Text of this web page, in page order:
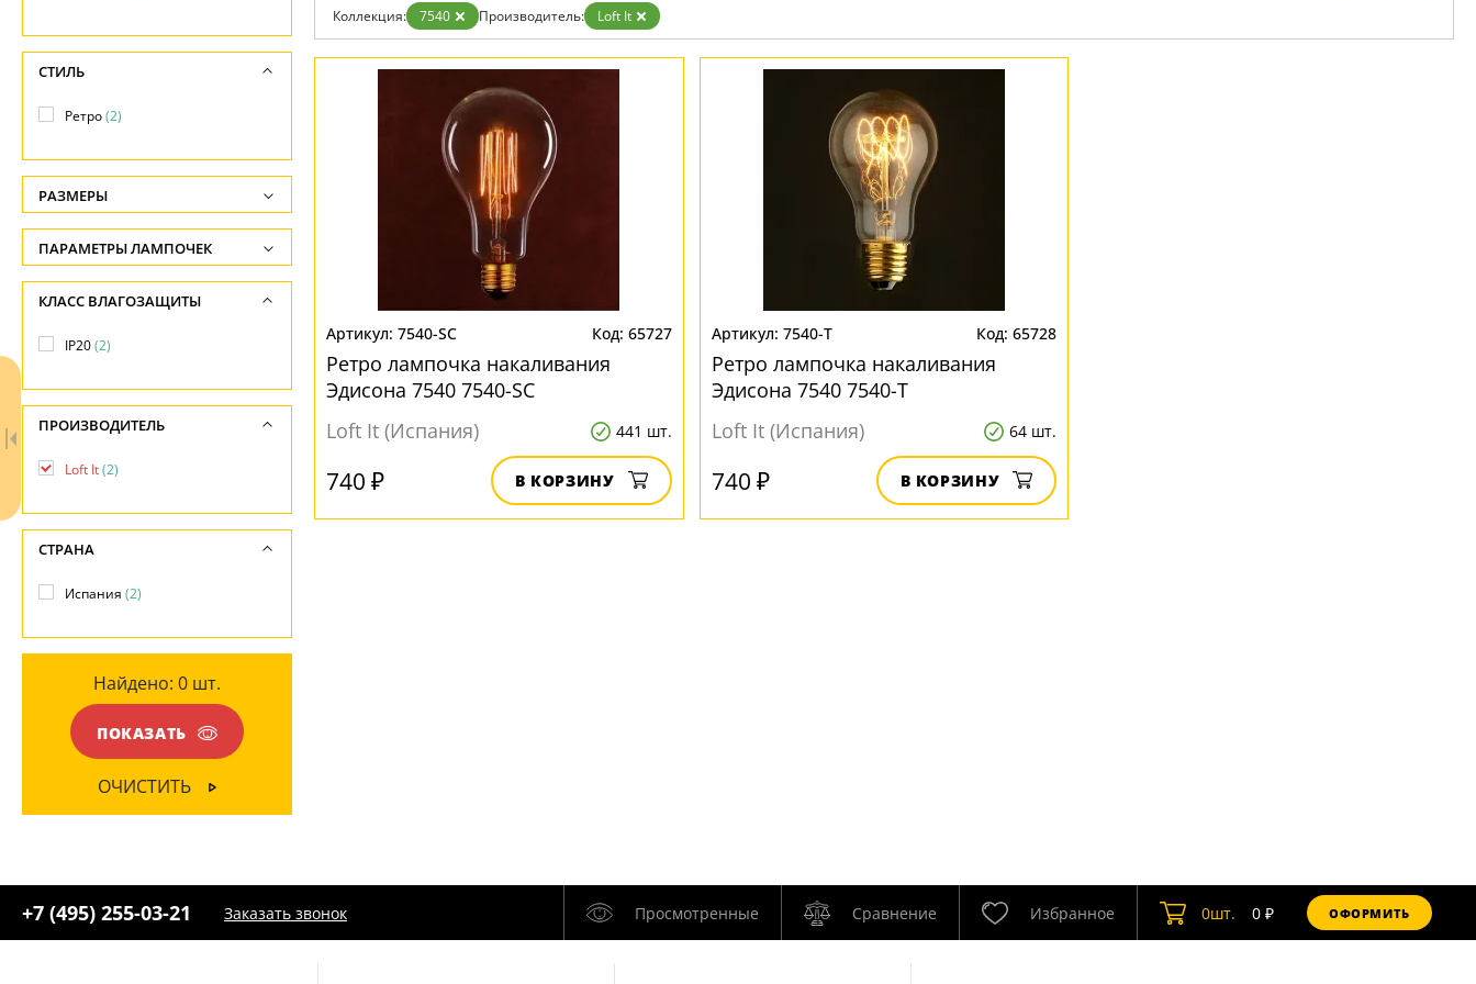
Установка
Дизайнерам
Контакты
Ваш регион:Москва
+7 (800) 775-63-32- бесплатно по России
Прованс
Современный
Хай тек
Прозрачные
Хром
Черные
Коллекция: 7540 Производитель: Loft It
7540-SC 65727
Ретро лампочка накаливания
Эдисона 7540 7540-SC
Loft It (Испания)
441 шт.
740 ₽ В КОРЗИНУ
7540-T 65728
Ретро лампочка накаливания
Эдисона 7540 7540-T
Loft It (Испания)
64 шт.
740 ₽ В КОРЗИНУ
СТИЛЬ
Ретро(2)
РАЗМЕРЫ
Высота, см
-
Диаметр, см
ПАРАМЕТРЫ ЛАМПОЧЕК
Напряжение
-
КЛАСС ВЛАГОЗАЩИТЫ
IP20(2)
ПРОИЗВОДИТЕЛЬ
Loft It(2)
СТРАНА
Испания (2)
Найдено: 0 шт.
ПОКАЗАТЬ
ОЧИСТИТЬ
+7 (495) 255-03-21 Заказать звонок Просмотренные Сравнение Избранное 0шт. 0₽ ОФОРМИТЬ